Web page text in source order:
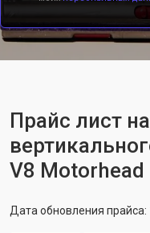
Прайс лист
V8 Motorhead
Дата обновления прайса: